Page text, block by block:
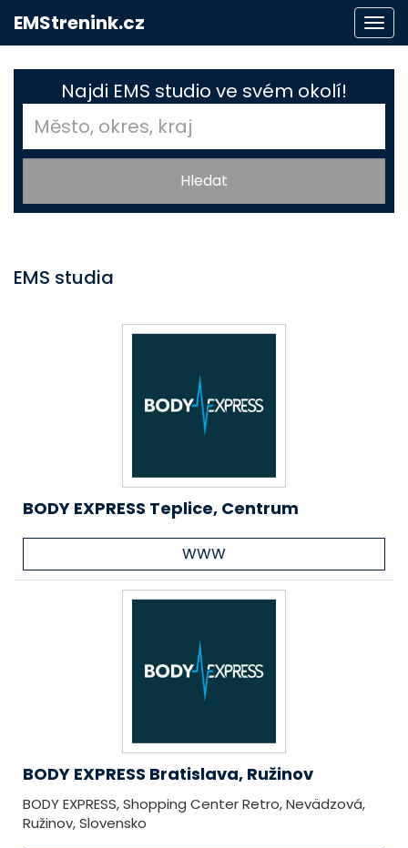
EMStrenink.cz
Najdi EMS studio ve svém okolí!
EMS studia
BODY EXPRESS Teplice, Centrum
WWW
BODY EXPRESS Bratislava, Ružinov
BODY EXPRESS, Shopping Center Retro, Nevädzová,
Ružinov, Slovensko